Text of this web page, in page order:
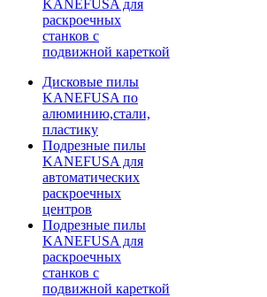
KANEFUSA для
раскроечных
станков с
подвижной кареткой
Дисковые пилы
KANEFUSA по
алюминию,стали,
пластику
Подрезные пилы
KANEFUSA для
автоматических
раскроечных
центров
Подрезные пилы
KANEFUSA для
раскроечных
станков с
подвижной кареткой